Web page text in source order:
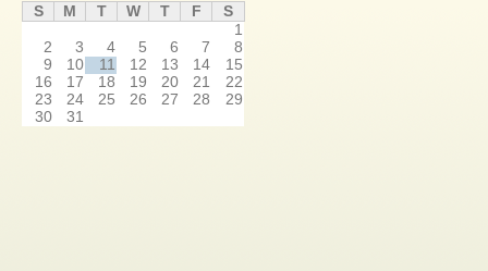
S M T W T F
S
1
2
3 4 5 6 7
8
9
10 11 12 13 14
15
16
17 18 19 20 21
22
23
24 25 26 27 28
29
30
31